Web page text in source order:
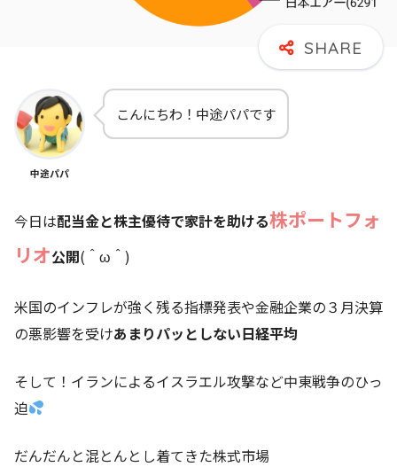
中途パパ
こんにちわ！中途パパです
今日は配当金と株主優待で家計を助ける株ポートフォ
リオ公開(＾ω＾)
米国のインフレが強く残る指標発表や金融企業の３月決算
の悪影響を受けあまりパッとしない日経平均
そして！イランによるイスラエル攻撃など中東戦争のひっ
迫
だんだんと混とんとし着てきた株式市場